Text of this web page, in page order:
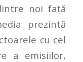
noi față
prezintă
cu cel
a emisiilor,